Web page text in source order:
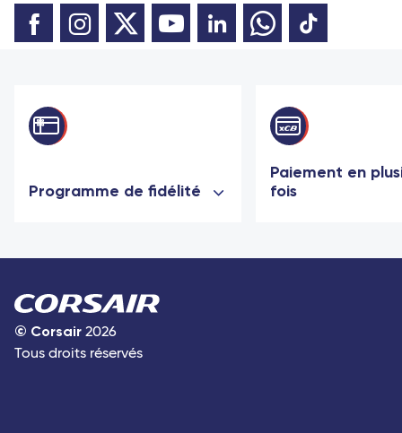
Programme de fidélité
Paiement en
fois
© Corsair 2026
Tous droits réservés